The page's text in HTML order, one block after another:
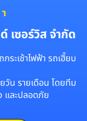
เซอร์วิส จำกัด
ระเช้าไฟฟ้า รถเฮี๊ยบ
วัน รายเดือน โดยทีม
และปลอดภัย